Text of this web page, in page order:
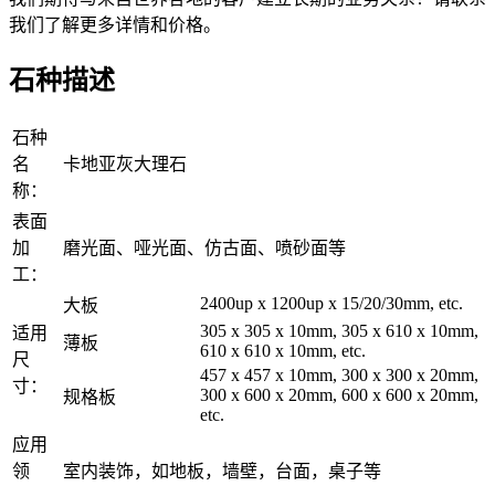
我们了解更多详情和价格。
石种描述
石种
名
称：
卡地亚灰大理石
表面
加
工：
磨光面、哑光面、仿古面、喷砂面等
适用
尺
寸：
大板 2400up x 1200up x 15/20/30mm, etc.
薄板
305 x 305 x 10mm, 305 x 610 x 10mm,
610 x 610 x 10mm, etc.
规格板
457 x 457 x 10mm, 300 x 300 x 20mm,
300 x 600 x 20mm, 600 x 600 x 20mm,
etc.
应用
领
室内装饰，如地板，墙壁，台面，桌子等